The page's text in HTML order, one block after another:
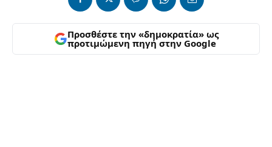
Προσθέστε την «δημοκρατία» ως
προτιμώμενη πηγή στην Google